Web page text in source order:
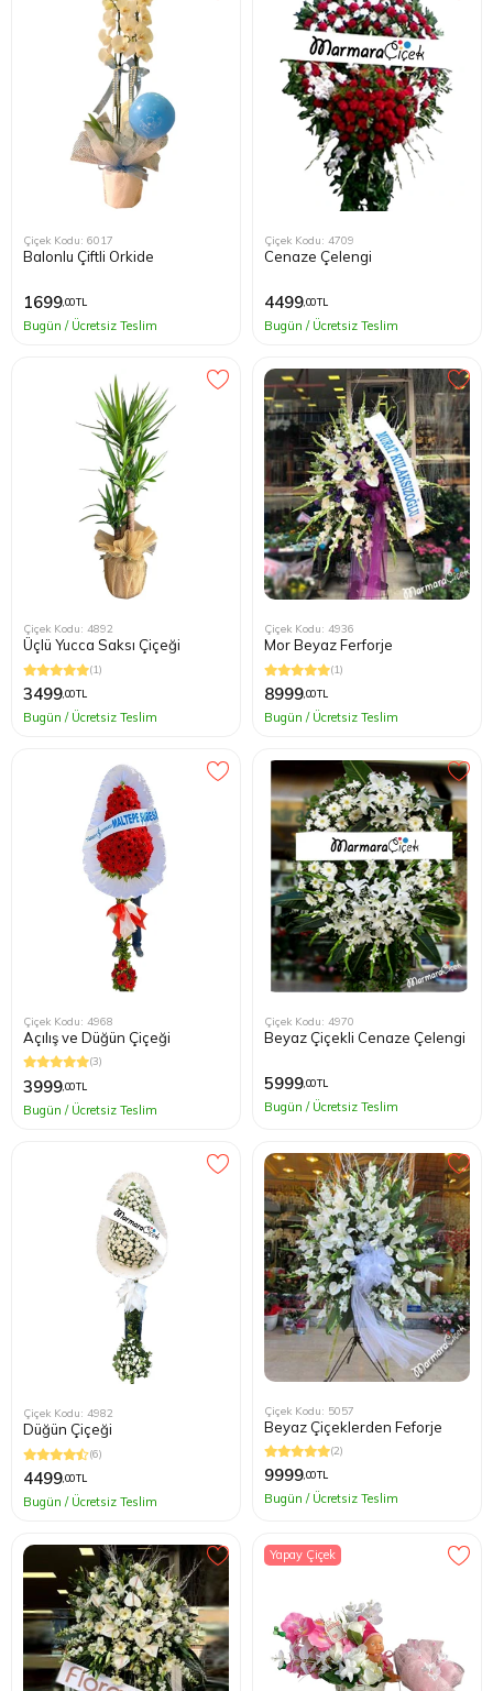
Çiçek Kodu: 6017
Balonlu Çiftli Orkide
1699,00 TL
Bugün / Ücretsiz Teslim
Çiçek Kodu: 4709
Cenaze Çelengi
4499,00 TL
Bugün / Ücretsiz Teslim
Çiçek Kodu: 4892
Üçlü Yucca Saksı Çiçeği
(1)
3499,00 TL
Bugün / Ücretsiz Teslim
Çiçek Kodu: 4936
Mor Beyaz Ferforje
(1)
8999,00 TL
Bugün / Ücretsiz Teslim
Çiçek Kodu: 4968
Açılış ve Düğün Çiçeği
(3)
3999,00 TL
Bugün / Ücretsiz Teslim
Çiçek Kodu: 4970
Beyaz Çiçekli Cenaze Çelengi
5999,00 TL
Bugün / Ücretsiz Teslim
Çiçek Kodu: 4982
Düğün Çiçeği
(6)
4499,00 TL
Bugün / Ücretsiz Teslim
Çiçek Kodu: 5057
Beyaz Çiçeklerden Feforje
(2)
9999,00 TL
Bugün / Ücretsiz Teslim
Yapay Çiçek
Sarıyer